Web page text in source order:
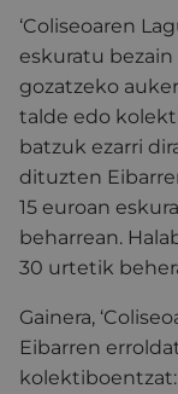
‘Coliseoaren
eskuratu
gozatzeko
talde edo
batzuk ezarri
dituzten
15 euroan
beharrean.
30 urtetik
Gainera,
Eibarren